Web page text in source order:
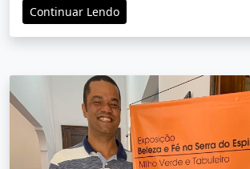
Continuar Lendo